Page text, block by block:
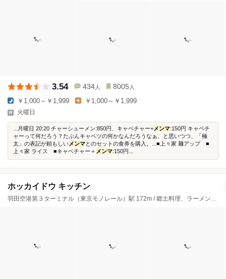
3.54 434 人 8005 人
￥1,000～￥1,999 ￥1,000～￥1,999
火曜日
...月曜日 20:20 チャーシューメン:850円、キャベチャー+メンマ:150円 キャベチ
ャーって何だろう？たぶんキャベツの何かなんだろうなぁ、と思いつつ、「極
太」の表記が頼もしいメンマとのセットの食券を購入。...■上々家 麺アップ ■
上々家 ライス ■キャベチャー＋ メンマ:150円...
ホッカイドウ キッチン
羽田空港第３ターミナル（東京モノレール）駅 172m / 郷土料理、ラーメン、カレー